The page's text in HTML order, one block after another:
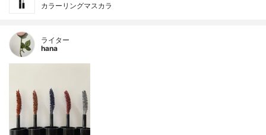
カラーリングマスカラ
ライター
hana